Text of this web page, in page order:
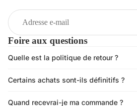
E-
mail
Foire aux questions
Quelle est la politique de retour ?
Certains achats sont-ils définitifs ?
Quand recevrai-je ma commande ?
Politique de remboursement